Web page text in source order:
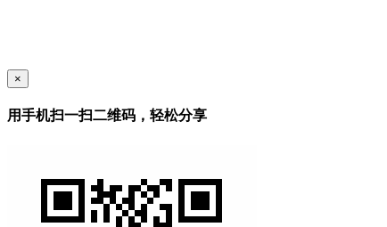
×
用手机扫一扫二维码，轻松分享